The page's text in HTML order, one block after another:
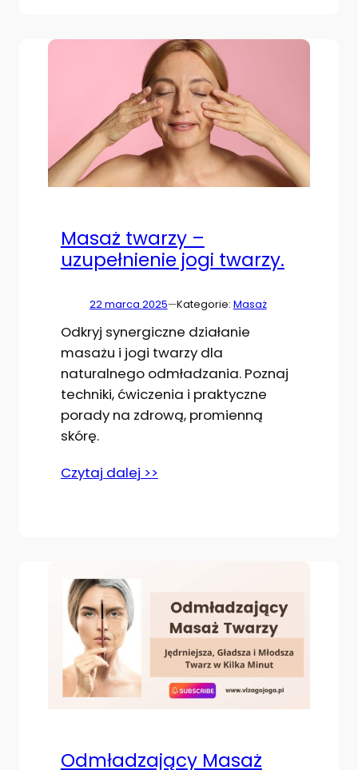
Masaż twarzy –
uzupełnienie jogi twarzy.
22 marca 2025—Kategorie: Masaż
Odkryj synergiczne działanie
masażu i jogi twarzy dla
naturalnego odmładzania. Poznaj
techniki, ćwiczenia i praktyczne
porady na zdrową, promienną
skórę.
Czytaj dalej >>
Odmładzający Masaż